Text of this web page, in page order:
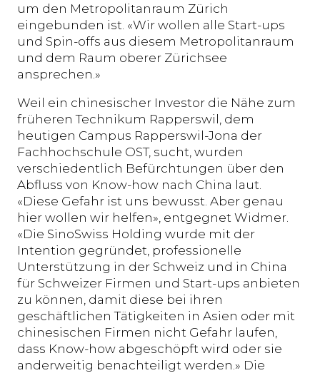
um den Metropolitanraum Zürich
eingebunden ist. «Wir wollen alle Start-ups
und Spin-offs aus diesem Metropolitanraum
und dem Raum oberer Zürichsee
ansprechen.»
Weil ein chinesischer Investor die Nähe zum
früheren Technikum Rapperswil, dem
heutigen Campus Rapperswil-Jona der
Fachhochschule OST, sucht, wurden
verschiedentlich Befürchtungen über den
Abfluss von Know-how nach China laut.
«Diese Gefahr ist uns bewusst. Aber genau
hier wollen wir helfen», entgegnet Widmer.
«Die SinoSwiss Holding wurde mit der
Intention gegründet, professionelle
Unterstützung in der Schweiz und in China
für Schweizer Firmen und Start-ups anbieten
zu können, damit diese bei ihren
geschäftlichen Tätigkeiten in Asien oder mit
chinesischen Firmen nicht Gefahr laufen,
dass Know-how abgeschöpft wird oder sie
anderweitig benachteiligt werden.» Die